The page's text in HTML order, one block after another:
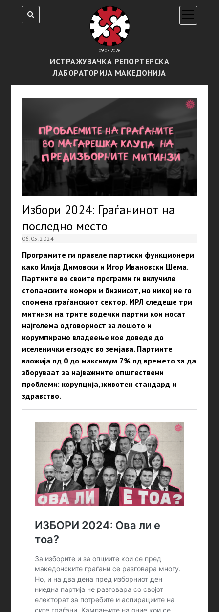
09.08.2026
ИСТРАЖУВАЧКА РЕПОРТЕРСКА
ЛАБОРАТОРИЈА МАКЕДОНИЈА
open
menu
Избори 2024: Граѓанинот на
последно место
06.05.2024
Програмите ги правеле партиски функционери
како Илија Димовски и Игор Ивановски Шема.
Партиите во своите програми ги вклучиле
стопанските комори и бизнисот, но никој не го
спомена граѓанскиот сектор. ИРЛ следеше три
митинзи на трите водечки партии кои носат
најголема одговорност за лошото и
корумпирано владеење кое доведе до
иселенички егзодус во земјава. Партиите
вложија од 0 до максимум 7% од времето за да
зборуваат за најважните општествени
проблеми: корупција, животен стандард и
здравство.